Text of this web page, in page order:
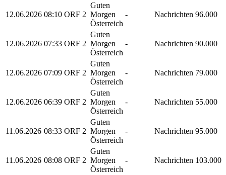
12.06.2026 08:10 ORF 2
Guten
Morgen
Österreich
- Nachrichten 96.000
12.06.2026 07:33 ORF 2
Guten
Morgen
Österreich
- Nachrichten 90.000
12.06.2026 07:09 ORF 2
Guten
Morgen
Österreich
- Nachrichten 79.000
12.06.2026 06:39 ORF 2
Guten
Morgen
Österreich
- Nachrichten 55.000
11.06.2026 08:33 ORF 2
Guten
Morgen
Österreich
- Nachrichten 95.000
11.06.2026 08:08 ORF 2
Guten
Morgen
Österreich
- Nachrichten 103.000